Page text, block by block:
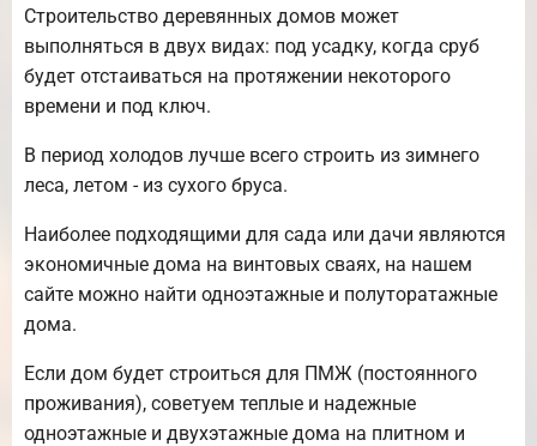
Строительство деревянных домов может
выполняться в двух видах: под усадку, когда сруб
будет отстаиваться на протяжении некоторого
времени и под ключ.
В период холодов лучше всего строить из зимнего
леса, летом - из сухого бруса.
Наиболее подходящими для сада или дачи являются
экономичные дома на винтовых сваях, на нашем
сайте можно найти одноэтажные и полуторатажные
дома.
Если дом будет строиться для ПМЖ (постоянного
проживания), советуем теплые и надежные
одноэтажные и двухэтажные дома на плитном и